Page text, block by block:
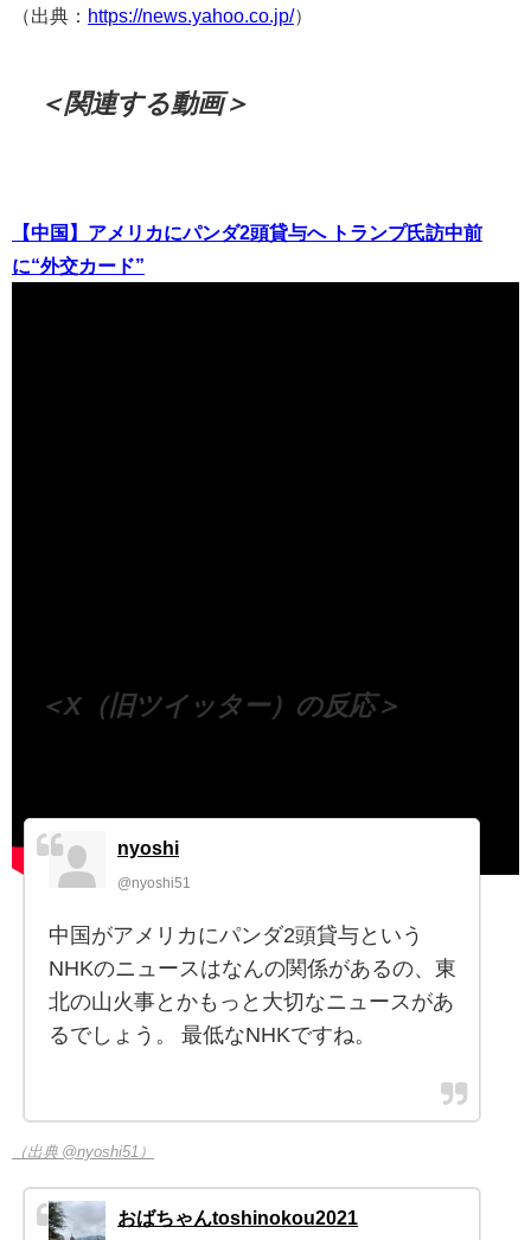
（出典： https://news.yahoo.co.jp/）
＜関連する動画＞
【中国】アメリカにパンダ2頭貸与へ トランプ氏訪中前
に“外交カード”
＜X（旧ツイッター）の反応＞
nyoshi
@nyoshi51
中国がアメリカにパンダ2頭貸与という
NHKのニュースはなんの関係があるの、東
北の山火事とかもっと大切なニュースがあ
るでしょう。 最低なNHKですね。
（出典 @nyoshi51）
おばちゃんtoshinokou2021